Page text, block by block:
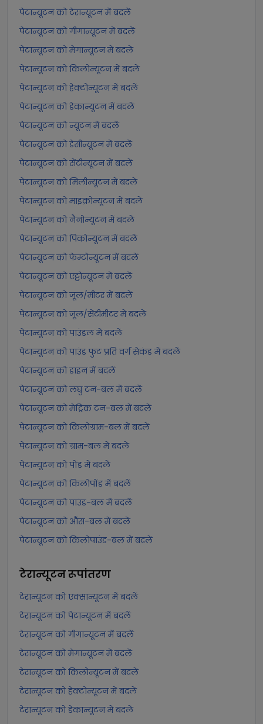
पेटान्यूटन को टेरान्यूटन में बदलें
पेटान्यूटन को गीगान्यूटन में बदलें
पेटान्यूटन को मेगान्यूटन में बदलें
पेटान्यूटन को किलोन्यूटन में बदलें
पेटान्यूटन को हेक्टोन्यूटन में बदलें
पेटान्यूटन को डेकान्यूटन में बदलें
पेटान्यूटन को न्यूटन में बदलें
पेटान्यूटन को डेसीन्यूटन में बदलें
पेटान्यूटन को सेंटीन्यूटन में बदलें
पेटान्यूटन को मिलीन्यूटन में बदलें
पेटान्यूटन को माइक्रोन्यूटन में बदलें
पेटान्यूटन को नैनोन्यूटन में बदलें
पेटान्यूटन को पिकोन्यूटन में बदलें
पेटान्यूटन को फेम्टोन्यूटन में बदलें
पेटान्यूटन को एट्टोन्यूटन में बदलें
पेटान्यूटन को जूल/मीटर में बदलें
पेटान्यूटन को जूल/सेंटीमीटर में बदलें
पेटान्यूटन को पाउंडल में बदलें
पेटान्यूटन को पाउंड फुट प्रति वर्ग सेकंड में बदलें
पेटान्यूटन को डाइन में बदलें
पेटान्यूटन को लघु टन-बल में बदलें
पेटान्यूटन को मेट्रिक टन-बल में बदलें
पेटान्यूटन को किलोग्राम-बल में बदलें
पेटान्यूटन को ग्राम-बल में बदलें
पेटान्यूटन को पोंड में बदलें
पेटान्यूटन को किलोपोंड में बदलें
पेटान्यूटन को पाउंड-बल में बदलें
पेटान्यूटन को औंस-बल में बदलें
पेटान्यूटन को किलोपाउंड-बल में बदलें
टेरान्यूटनरूपांतरण
टेरान्यूटन को एक्सान्यूटन में बदलें
टेरान्यूटन को पेटान्यूटन में बदलें
टेरान्यूटन को गीगान्यूटन में बदलें
टेरान्यूटन को मेगान्यूटन में बदलें
टेरान्यूटन को किलोन्यूटन में बदलें
टेरान्यूटन को हेक्टोन्यूटन में बदलें
टेरान्यूटन को डेकान्यूटन में बदलें